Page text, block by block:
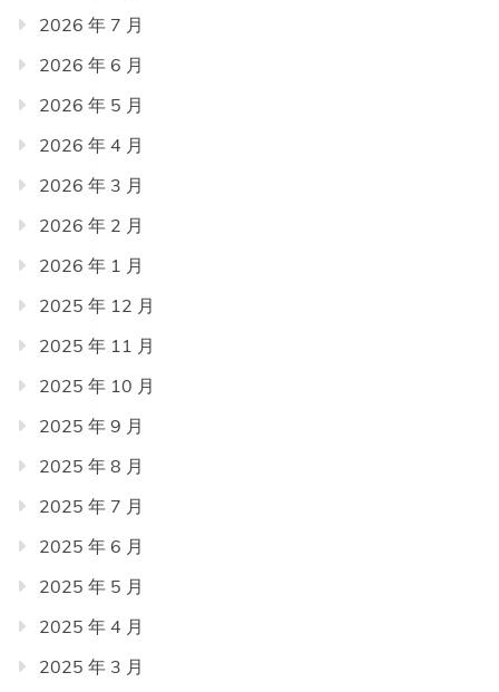
2026 年 7 月
2026 年 6 月
2026 年 5 月
2026 年 4 月
2026 年 3 月
2026 年 2 月
2026 年 1 月
2025 年 12 月
2025 年 11 月
2025 年 10 月
2025 年 9 月
2025 年 8 月
2025 年 7 月
2025 年 6 月
2025 年 5 月
2025 年 4 月
2025 年 3 月